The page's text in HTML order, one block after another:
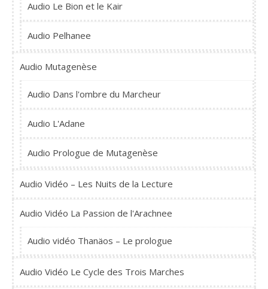
Audio Le Bion et le Kair
Audio Pelhanee
Audio Mutagenèse
Audio Dans l'ombre du Marcheur
Audio L'Adane
Audio Prologue de Mutagenèse
Audio Vidéo – Les Nuits de la Lecture
Audio Vidéo La Passion de l'Arachnee
Audio vidéo Thanäos – Le prologue
Audio Vidéo Le Cycle des Trois Marches